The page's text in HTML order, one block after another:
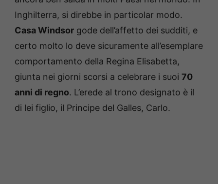
Inghilterra, si direbbe in particolar modo.
Casa Windsor gode dell’affetto dei sudditi, e
certo molto lo deve sicuramente all’esemplare
comportamento della Regina Elisabetta,
giunta nei giorni scorsi a celebrare i suoi 70
anni di regno. L’erede al trono designato è il
di lei figlio, il Principe del Galles, Carlo.